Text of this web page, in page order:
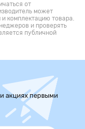
от
может
и комплектацию товара.
и проверять
публичной
акциях первыми